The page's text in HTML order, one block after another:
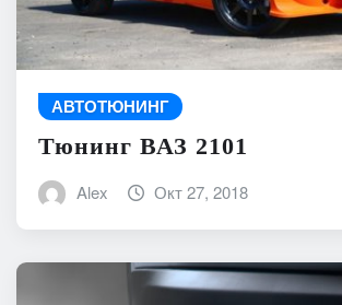
АВТОТЮНИНГ
Тюнинг ВАЗ 2101
Alex Окт 27, 2018